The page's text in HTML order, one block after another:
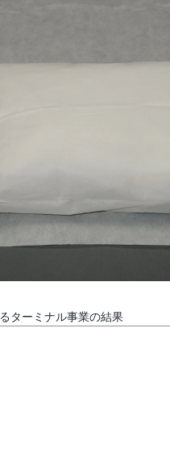
ターミナル事業の結果